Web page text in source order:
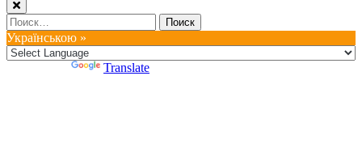
Найти:
Українською »
Translate